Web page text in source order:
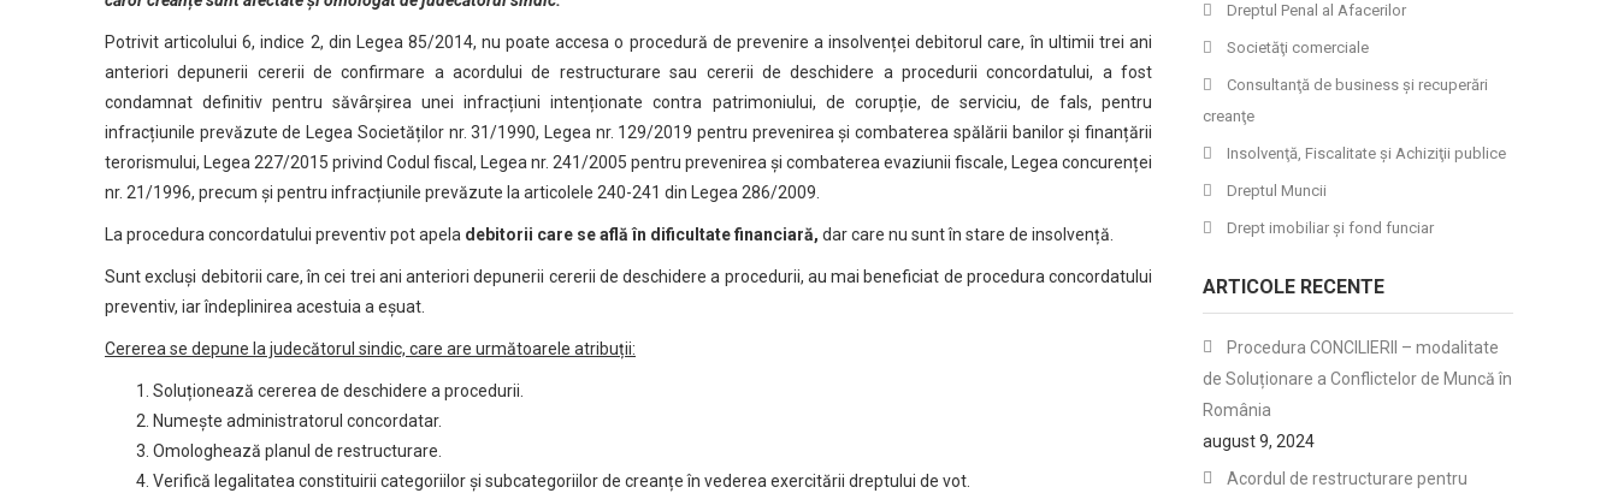
Potrivit articolului 6, indice 2, din Legea 85/2014, nu poate accesa o procedură de prevenire a insolvenței debitorul care, în ultimii trei ani
anteriori depunerii cererii de confirmare a acordului de restructurare sau cererii de deschidere a procedurii concordatului, a fost
condamnat definitiv pentru săvârșirea unei infracțiuni intenționate contra patrimoniului, de corupție, de serviciu, de fals, pentru
infracțiunile prevăzute de Legea Societăților nr. 31/1990, Legea nr. 129/2019 pentru prevenirea și combaterea spălării banilor și finanțării
terorismului, Legea 227/2015 privind Codul fiscal, Legea nr. 241/2005 pentru prevenirea și combaterea evaziunii fiscale, Legea concurenței
nr. 21/1996, precum și pentru infracțiunile prevăzute la articolele 240-241 din Legea 286/2009.
La procedura concordatului preventiv pot apela debitorii care se află în dificultate financiară, dar care nu sunt în stare de insolvență.
Sunt excluși debitorii care, în cei trei ani anteriori depunerii cererii de deschidere a procedurii, au mai beneficiat de procedura concordatului
preventiv, iar îndeplinirea acestuia a eșuat.
Cererea se depune la judecătorul sindic, care are următoarele atribuții:
Soluționează cererea de deschidere a procedurii.
Numește administratorul concordatar.
Omologhează planul de restructurare.
Verifică legalitatea constituirii categoriilor și subcategoriilor de creanțe în vederea exercitării dreptului de vot.
Dreptul Penal al Afacerilor
Societăţi comerciale
Consultanţă de business şi recuperări
creanţe
Insolvenţă, Fiscalitate şi Achiziţii publice
Dreptul Muncii
Drept imobiliar şi fond funciar
ARTICOLE RECENTE
Procedura CONCILIERII – modalitate
de Soluționare a Conflictelor de Muncă în
România
august 9, 2024
Acordul de restructurare pentru